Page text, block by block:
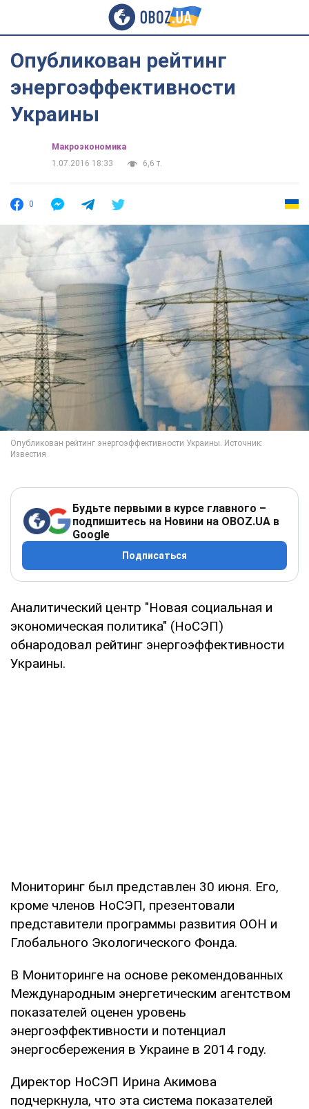
Опубликован рейтинг
энергоэффективности
Украины
Mакроэкономика
1.07.2016 18:33
6,6 т.
0
Будьте первыми в курсе главного –
подпишитесь на Новини на OBOZ.UA в
Google
Подписаться
Аналитический центр "Новая социальная и
экономическая политика" (НоСЭП)
обнародовал рейтинг энергоэффективности
Украины.
Мониторинг был представлен 30 июня. Его,
кроме членов НоСЭП, презентовали
представители программы развития ООН и
Глобального Экологического Фонда.
В Мониторинге на основе рекомендованных
Международным энергетическим агентством
показателей оценен уровень
энергоэффективности и потенциал
энергосбережения в Украине в 2014 году.
Директор НоСЭП Ирина Акимова
подчеркнула, что эта система показателей